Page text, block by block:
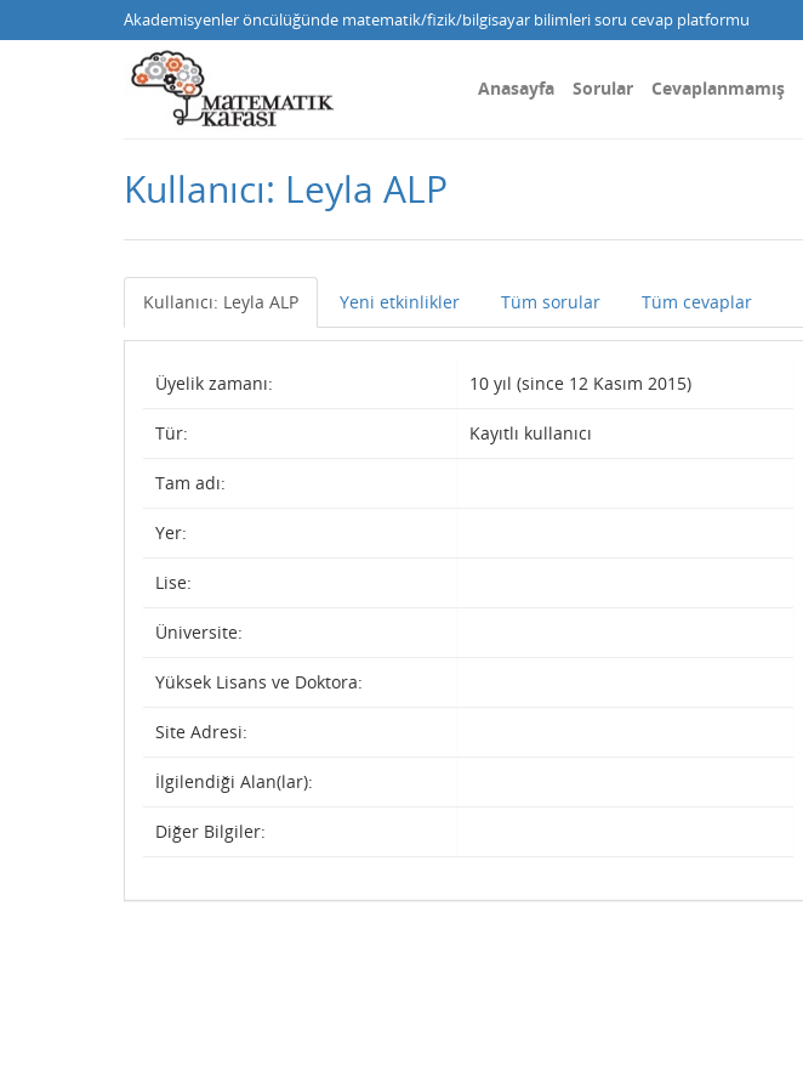
Akademisyenler öncülüğünde matematik/fizik/bilgisayar bilimleri soru cevap platformu
Anasayfa Sorular Cevaplanmamış
Kullanıcı: Leyla ALP
Kullanıcı: Leyla ALP Yeni etkinlikler Tüm sorular Tüm cevaplar
Üyelik zamanı: 10 yıl (since 12 Kasım 2015)
Tür: Kayıtlı kullanıcı
Tam adı:
Yer:
Lise:
Üniversite:
Yüksek Lisans ve Doktora:
Site Adresi:
İlgilendiği Alan(lar):
Diğer Bilgiler: